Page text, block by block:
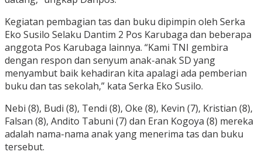
Kegiatan pembagian tas dan buku dipimpin oleh Serka
Eko Susilo Selaku Dantim 2 Pos Karubaga dan beberapa
anggota Pos Karubaga lainnya. “Kami TNI gembira
dengan respon dan senyum anak-anak SD yang
menyambut baik kehadiran kita apalagi ada pemberian
buku dan tas sekolah,” kata Serka Eko Susilo.
Nebi (8), Budi (8), Tendi (8), Oke (8), Kevin (7), Kristian (8),
Falsan (8), Andito Tabuni (7) dan Eran Kogoya (8) mereka
adalah nama-nama anak yang menerima tas dan buku
tersebut.